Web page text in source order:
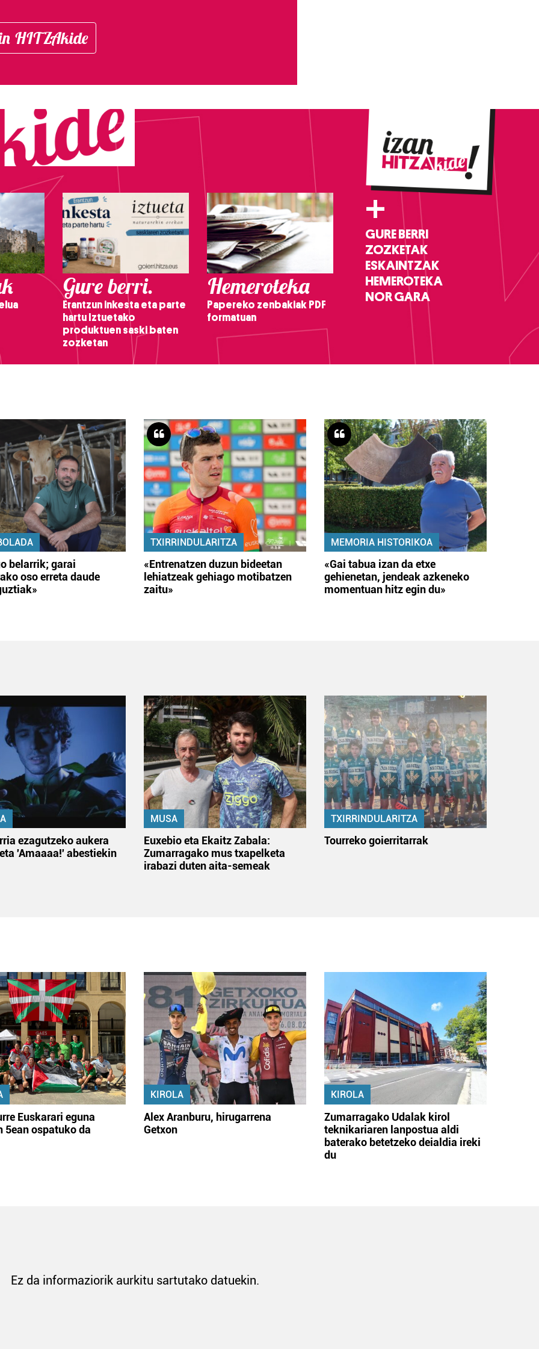
HITZAkide
Gure berri.
Erantzun inkesta eta parte
hartu Iztuetako
produktuen saski baten
zozketan
Hemeroteka
Papereko zenbakiak PDF
formatuan
+
GURE BERRI
ZOZKETAK
ESKAINTZAK
HEMEROTEKA
NOR GARA
belarrik; garai
oso erreta daude
TXIRRINDULARITZA
«Entrenatzen duzun bideetan
lehiatzeak gehiago motibatzen
zaitu»
MEMORIA HISTORIKOA
«Gai tabua izan da etxe
gehienetan, jendeak azkeneko
momentuan hitz egin du»
ezagutzeko aukera
'Amaaaa!' abestiekin
MUSA
Euxebio eta Ekaitz Zabala:
Zumarragako mus txapelketa
irabazi duten aita-semeak
TXIRRINDULARITZA
Tourreko goierritarrak
Euskarari eguna
5ean ospatuko da
KIROLA
Alex Aranburu, hirugarrena
Getxon
KIROLA
Zumarragako Udalak kirol
teknikariaren lanpostua aldi
baterako betetzeko deialdia ireki
du
Ez da informaziorik aurkitu sartutako datuekin.